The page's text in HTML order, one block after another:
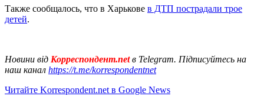
Также сообщалось, что в Харькове в ДТП пострадали трое
детей.
Новини від Корреспондент.netв Telegram. Підписуйтесь на
наш канал https://t.me/korrespondentnet
Читайте Korrespondent.net в Google News